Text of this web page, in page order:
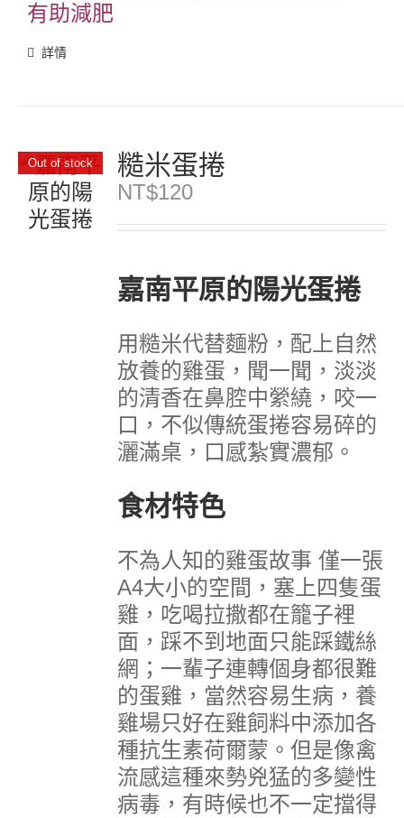
有助減肥
詳情
Out of stock 糙米蛋捲
NT$120
嘉南平原的陽光蛋捲
用糙米代替麵粉，配上自然
放養的雞蛋，聞一聞，淡淡
的清香在鼻腔中縈繞，咬一
口，不似傳統蛋捲容易碎的
灑滿桌，口感紮實濃郁。
食材特色
不為人知的雞蛋故事 僅一張
A4大小的空間，塞上四隻蛋
雞，吃喝拉撒都在籠子裡
面，踩不到地面只能踩鐵絲
網；一輩子連轉個身都很難
的蛋雞，當然容易生病，養
雞場只好在雞飼料中添加各
種抗生素荷爾蒙。但是像禽
流感這種來勢兇猛的多變性
病毒，有時候也不一定擋得